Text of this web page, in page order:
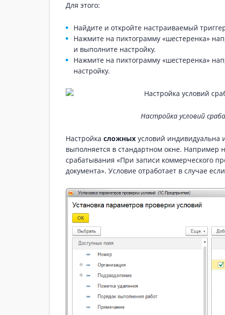
Для этого:
Найдите и откройте настраиваемый
Нажмите на пиктограмму «шестеренка»
и выполните настройку.
Нажмите на пиктограмму «шестеренка»
настройку.
Настройка условий
Настройка сложных условий индивидуальна
выполняется в стандартном окне. Например
срабатывания «При записи коммерческого
документа». Условие отработает в случае